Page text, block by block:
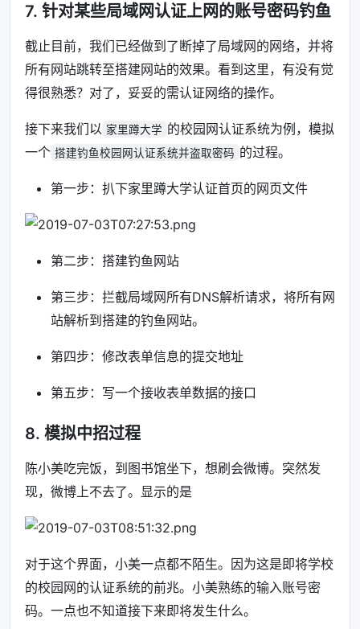
7. 针对某些局域网认证上网的账号密码钓鱼
截止目前，我们已经做到了断掉了局域网的网络，并将
所有网站跳转至搭建网站的效果。看到这里，有没有觉
得很熟悉？对了，妥妥的需认证网络的操作。
接下来我们以 家里蹲大学 的校园网认证系统为例，模拟
一个 搭建钓鱼校园网认证系统并盗取密码 的过程。
第一步：扒下家里蹲大学认证首页的网页文件
第二步：搭建钓鱼网站
第三步：拦截局域网所有DNS解析请求，将所有网
站解析到搭建的钓鱼网站。
第四步：修改表单信息的提交地址
第五步：写一个接收表单数据的接口
8. 模拟中招过程
陈小美吃完饭，到图书馆坐下，想刷会微博。突然发
现，微博上不去了。显示的是
对于这个界面，小美一点都不陌生。因为这是即将学校
的校园网的认证系统的前兆。小美熟练的输入账号密
码。一点也不知道接下来即将发生什么。